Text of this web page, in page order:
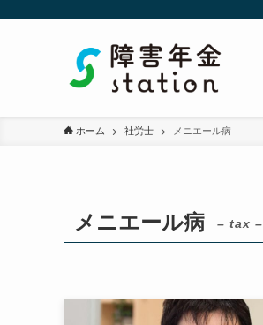
ホーム 社労士 メニエール病
メニエール病 – tax –